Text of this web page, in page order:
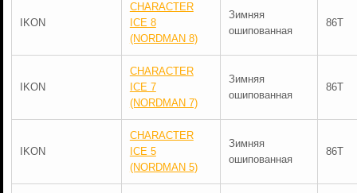
IKON
CHARACTER
ICE 8
(NORDMAN 8)
Зимняя
ошипованная
86T
IKON
CHARACTER
ICE 7
(NORDMAN 7)
Зимняя
ошипованная
86T
IKON
CHARACTER
ICE 5
(NORDMAN 5)
Зимняя
ошипованная
86T